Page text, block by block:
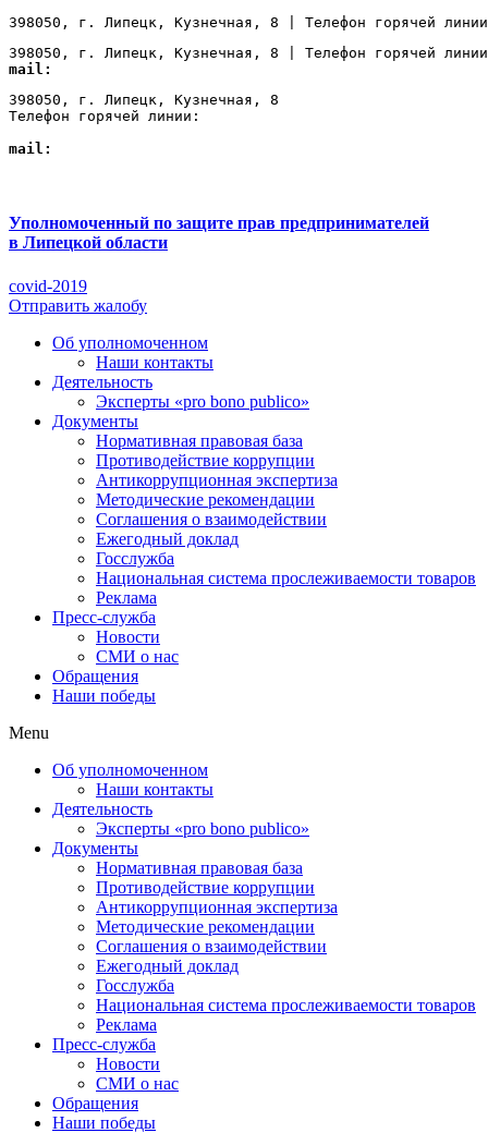
398050, г. Липецк, Кузнечная, 8 | Телефон горячей
398050, г. Липецк, Кузнечная, 8 | Телефон горячей
mail:
398050, г. Липецк, Кузнечная, 8
Телефон горячей линии:
mail:
Уполномоченный по защите прав предпринимателей
в Липецкой области
covid-2019
Отправить жалобу
Об уполномоченном
Наши контакты
Деятельность
Эксперты «pro bono publico»
Документы
Нормативная правовая база
Противодействие коррупции
Антикоррупционная экспертиза
Методические рекомендации
Соглашения о взаимодействии
Ежегодный доклад
Госслужба
Национальная система прослеживаемости товаров
Реклама
Пресс-служба
Новости
СМИ о нас
Обращения
Наши победы
Menu
Об уполномоченном
Наши контакты
Деятельность
Эксперты «pro bono publico»
Документы
Нормативная правовая база
Противодействие коррупции
Антикоррупционная экспертиза
Методические рекомендации
Соглашения о взаимодействии
Ежегодный доклад
Госслужба
Национальная система прослеживаемости товаров
Реклама
Пресс-служба
Новости
СМИ о нас
Обращения
Наши победы